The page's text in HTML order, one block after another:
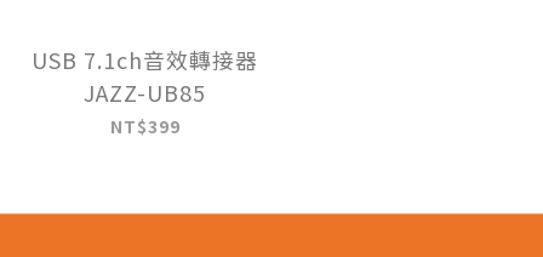
USB 7.1ch音效轉接器
JAZZ-UB85
NT$399